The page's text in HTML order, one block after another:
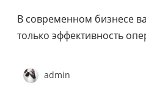
В современном бизнесе
только эффективность
admin